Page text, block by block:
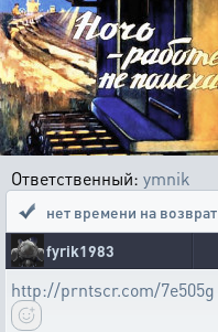
Ответственный: ymnik
нет времени на возврат
fyrik1983
http://prntscr.com/7e505g